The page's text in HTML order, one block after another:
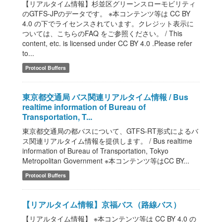
【リアルタイム情報】杉並区グリーンスローモビリティ
のGTFS-JPのデータです。 ※本コンテンツ等は CC BY
4.0 の下でライセンスされています。クレジット表示に
ついては、こちらのFAQ をご参照ください。 / This
content, etc. is licensed under CC BY 4.0 .Please refer
to...
Protocol Buffers
東京都交通局 バス関連リアルタイム情報 / Bus
realtime information of Bureau of
Transportation, T...
東京都交通局の都バスについて、GTFS-RT形式によるバ
ス関連リアルタイム情報を提供します。 / Bus realtime
information of Bureau of Transportation, Tokyo
Metropolitan Government ※本コンテンツ等はCC BY...
Protocol Buffers
【リアルタイム情報】京福バス（路線バス）
【リアルタイム情報】 ※本コンテンツ等は CC BY 4.0 の